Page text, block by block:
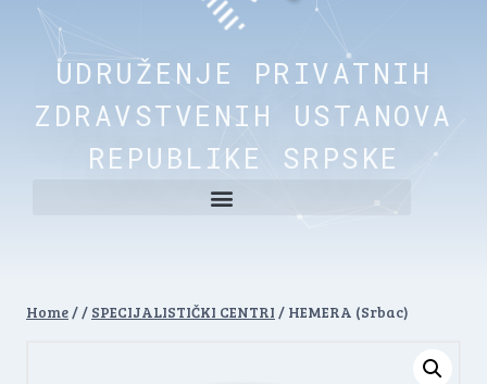
UDRUŽENJE PRIVATNIH
ZDRAVSTVENIH USTANOVA
REPUBLIKE SRPSKE
Home// SPECIJALISTIČKI CENTRI / HEMERA (Srbac)